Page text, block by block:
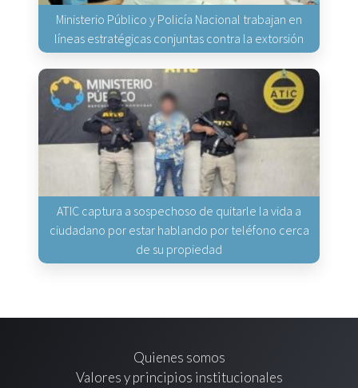
Ministerio Público y Policía Nacional trabajan en
líneas estratégicas conjuntas contra la extorsión
ATIC captura a sospechoso de quitarle la vida a
ciudadano por estar hablando por teléfono cerca
de su propiedad
Quienes somos
Valores y principios institucionales